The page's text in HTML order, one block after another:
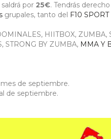
por 25€. Tendrás
grupales, tanto del F10
HIITBOX, ZUMBA,
STRONG BY ZUMBA, MMA Y
de septiembre.
de septiembre.